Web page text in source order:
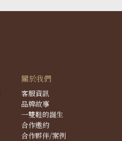
關於我們
客服資訊
品牌故事
一雙鞋的誕生
合作邀約
合作夥伴/案例